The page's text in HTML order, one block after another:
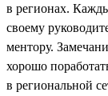
в регионах.
своему
ментору.
хорошо
в региональной